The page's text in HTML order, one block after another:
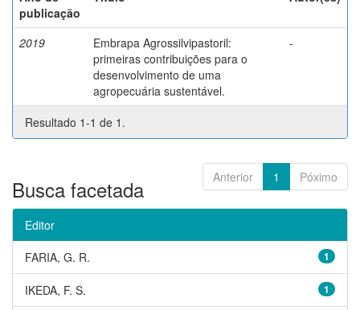
publicação
2019
Embrapa Agrossilvipastoril:
primeiras contribuições para o
desenvolvimento de uma
agropecuária sustentável.
-
Resultado 1-1 de 1.
Anterior 1 Póximo
Busca facetada
Editor
1
FARIA, G. R.
1
IKEDA, F. S.